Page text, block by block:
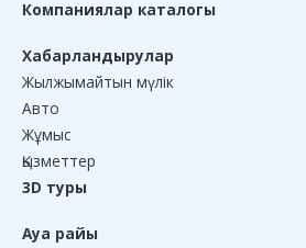
Компаниялар каталогы
Хабарландырулар
Жылжымайтын мүлік
Авто
Жұмыс
Қызметтер
3D туры
Ауа райы